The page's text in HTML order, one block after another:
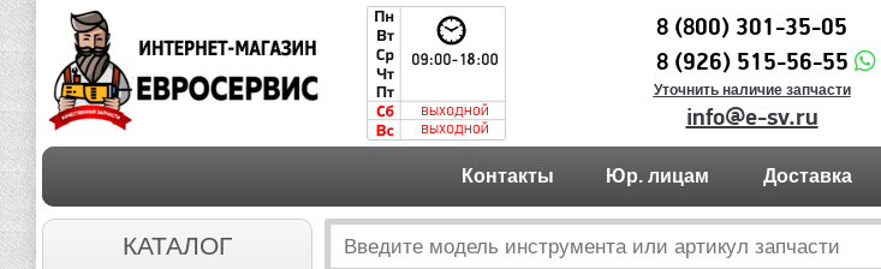
8 (800) 301-35-05
8 (926) 515-56-55
Уточнить наличие запчасти
info@e-sv.ru
Контакты Юр. лицам Доставка
КАТАЛОГ